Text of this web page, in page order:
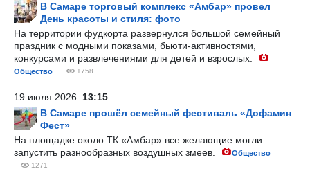
В Самаре торговый комплекс «Амбар» провел
День красоты и стиля: фото
На территории фудкорта развернулся большой семейный
праздник с модными показами, бьюти-активностями,
конкурсами и развлечениями для детей и взрослых.
Общество 1758
19 июля 2026 13:15
В Самаре прошёл семейный фестиваль «Дофамин
Фест»
На площадке около ТК «Амбар» все желающие могли
запустить разнообразных воздушных змеев.
Общество
1271